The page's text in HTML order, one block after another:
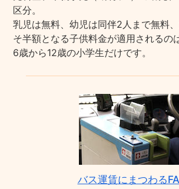
区分。
乳児は無料、幼児は同伴2人まで無料
そ半額となる子供料金が適用されるの
6歳から12歳の小学生だけです。
バス運賃にまつわる